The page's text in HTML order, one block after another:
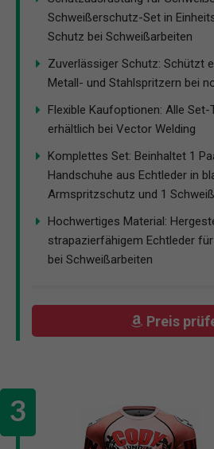
Schweißerschutz-Set in
Schutz bei Schweißarbeiten
Zuverlässiger Schutz: Schützt
Metall- und Stahlspritzern bei
Flexible Kaufoptionen: Alle Set-
erhältlich bei Vector Welding
Komplettes Set: Beinhaltet 1
Handschuhe aus Echtleder in
Armspritzschutz und 1
Hochwertiges Material:
strapazierfähigem Echtleder
bei Schweißarbeiten
Preis